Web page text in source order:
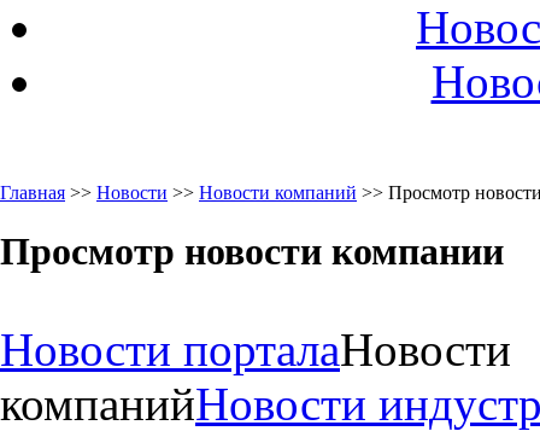
Главная >> Новости >> Новости компаний >> Просмотр
Просмотр новости компании
Новости порталаНовости
компанийНовости